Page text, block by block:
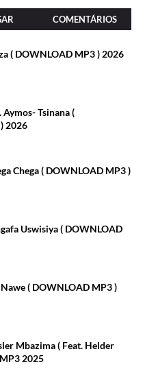
COMENTÁRIOS
( DOWNLOAD MP3 ) 2026
Tsinana (
2026
Chega ( DOWNLOAD MP3 )
Uswisiya ( DOWNLOAD
( DOWNLOAD MP3 )
Mbazima ( Feat. Helder
2025